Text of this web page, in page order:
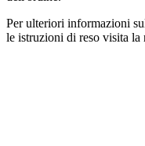
Per ulteriori informazioni
le istruzioni di reso visita la